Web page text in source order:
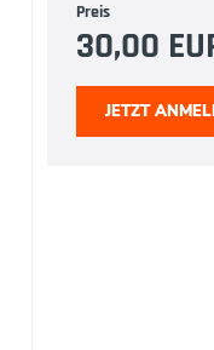
Preis
30,00
JETZT